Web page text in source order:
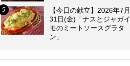
【今日の献立】2026年7月
31日(金)「ナスとジャガイ
モのミートソースグラタ
ン」